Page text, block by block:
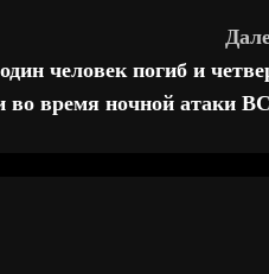
человек погиб и
во время ночной атаки